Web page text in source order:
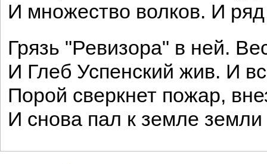
И множество волков. И
Грязь "Ревизора" в ней.
И Глеб Успенский жив. И
Порой сверкнет пожар,
И снова пал к земле земли